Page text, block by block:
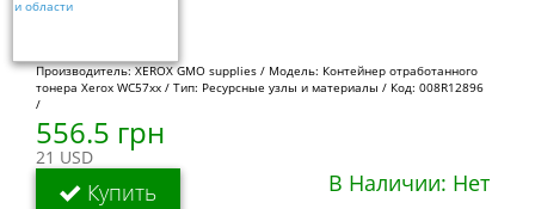
Производитель: XEROX GMO supplies / Модель: Контейнер отработанного
тонера Xerox WC57xx / Тип: Ресурсные узлы и материалы / Код: 008R12896
/
556.5 грн
21 USD
Купить В Наличии: Нет